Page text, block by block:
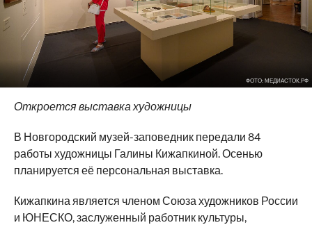
ФОТО: МЕДИАСТОК.РФ
Откроется выставка художницы
В Новгородский музей-заповедник передали 84
работы художницы Галины Кижапкиной. Осенью
планируется её персональная выставка.
Кижапкина является членом Союза художников России
и ЮНЕСКО, заслуженный работник культуры,